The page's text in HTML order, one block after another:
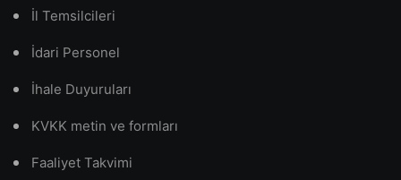
İl Temsilcileri
İdari Personel
İhale Duyuruları
KVKK metin ve formları
Faaliyet Takvimi